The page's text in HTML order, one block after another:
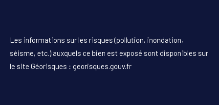
Les informations sur les risques (pollution, inondation,
séisme, etc.) auxquels ce bien est exposé sont disponibles sur
le site Géorisques : georisques.gouv.fr